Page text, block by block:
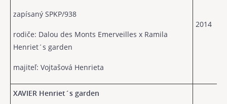
zapísaný SPKP/938
rodiče: Dalou des Monts Emerveilles x Ramila
Henriet´s garden
majiteľ: Vojtašová Henrieta
2014
XAVIER Henriet´s garden